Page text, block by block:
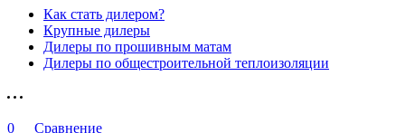
Как стать дилером?
Крупные дилеры
Дилеры по прошивным матам
Дилеры по общестроительной теплоизоляции
0 Сравнение